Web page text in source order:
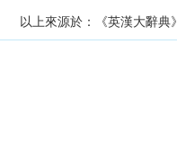
以上來源於：《英漢大辭典》